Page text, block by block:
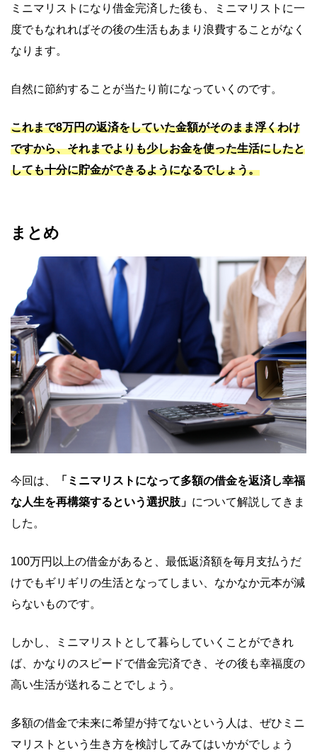
ミニマリストになり借金完済した後も、ミニマリストに一
度でもなれればその後の生活もあまり浪費することがなく
なります。
自然に節約することが当たり前になっていくのです。
これまで8万円の返済をしていた金額がそのまま浮くわけ
ですから、それまでよりも少しお金を使った生活にしたと
しても十分に貯金ができるようになるでしょう。
まとめ
今回は、
「ミニマリストになって多額の借金を返済し幸福
な人生を再構築するという選択肢」 について解説してきま
した。
100万円以上の借金があると、最低返済額を毎月支払うだ
けでもギリギリの生活となってしまい、なかなか元本が減
らないものです。
しかし、ミニマリストとして暮らしていくことができれ
ば、かなりのスピードで借金完済でき、その後も幸福度の
高い生活が送れることでしょう。
多額の借金で未来に希望が持てないという人は、ぜひミニ
マリストという生き方を検討してみてはいかがでしょう